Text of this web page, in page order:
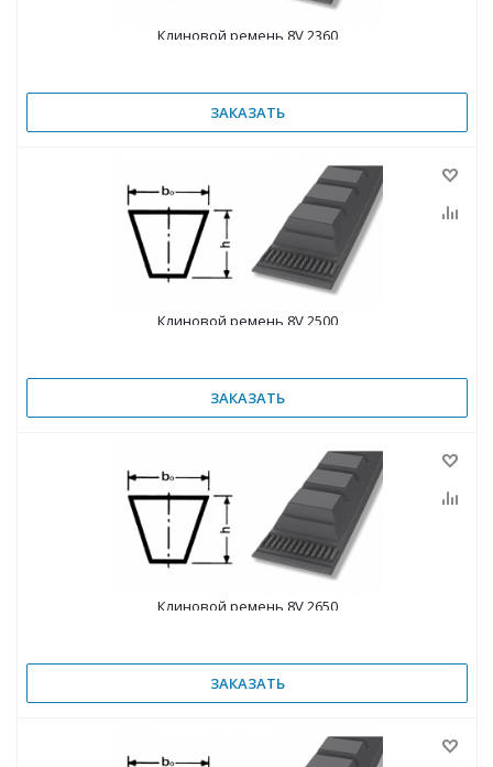
Клиновой ремень 8V 2360
ЗАКАЗАТЬ
Клиновой ремень 8V 2500
ЗАКАЗАТЬ
Клиновой ремень 8V 2650
ЗАКАЗАТЬ